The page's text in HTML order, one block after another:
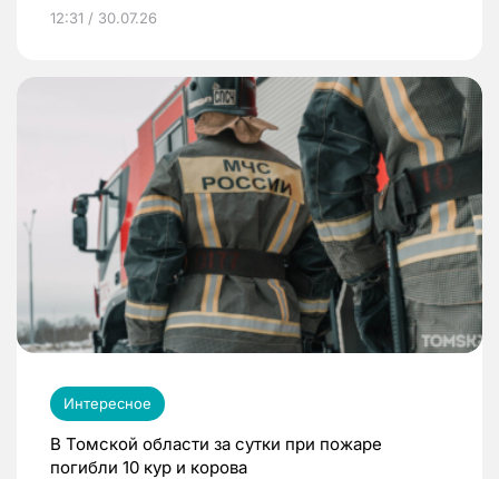
12:31 / 30.07.26
Интересное
В Томской области за сутки при пожаре
погибли 10 кур и корова